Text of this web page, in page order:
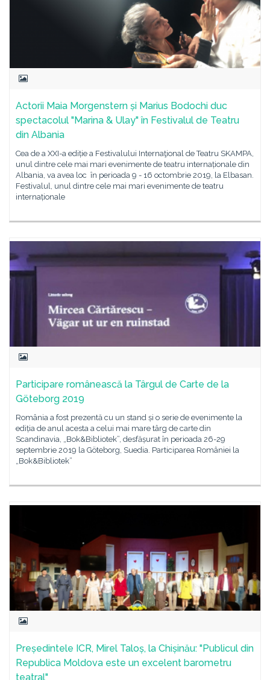
Actorii Maia Morgenstern și Marius Bodochi duc
spectacolul "Marina & Ulay" în Festivalul de Teatru
din Albania
Cea de a XXI-a ediție a Festivalului Internaţional de Teatru SKAMPA,
unul dintre cele mai mari evenimente de teatru internaționale din
Albania, va avea loc în perioada 9 - 16 octombrie 2019, la Elbasan.
Festivalul, unul dintre cele mai mari evenimente de teatru
internaționale
Participare românească la Târgul de Carte de la
Göteborg 2019
România a fost prezentă cu un stand și o serie de evenimente la
ediția de anul acesta a celui mai mare târg de carte din
Scandinavia, „Bok&Bibliotek”, desfășurat în perioada 26-29
septembrie 2019 la Göteborg, Suedia. Participarea României la
„Bok&Bibliotek”
Președintele ICR, Mirel Taloș, la Chișinău: "Publicul din
Republica Moldova este un excelent barometru
teatral"